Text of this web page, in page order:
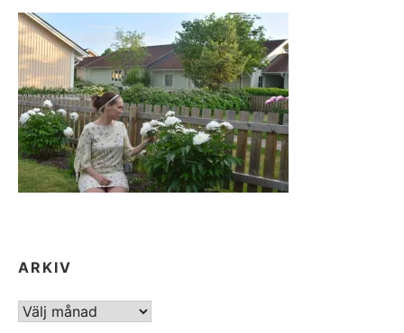
ARKIV
ARKIV